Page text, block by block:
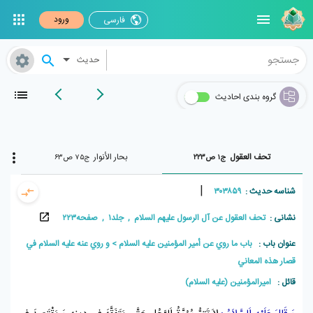
فارسی ورود
حدیث
گروه بندی احادیث
تحف العقول ج۱ ص۲۲۳ بحار الأنوار ج۷۵ ص۶۳
شناسه حدیث : ۳۰۳۸۵۹ |
نشانی :تحف العقول عن آل الرسول علیهم السلام , جلد۱ , صفحه۲۲۳
عنوان باب : باب ما روي عن أمير المؤمنين عليه السلام
و روي عنه عليه السلام في
قصار هذه المعاني
قائل : امیرالمؤمنین (علیه السلام)